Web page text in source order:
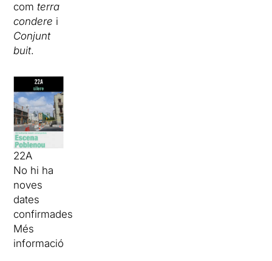
comterra
condere i
Conjunt
buit.
22A
No hi ha
noves
dates
confirmades
Més
informació